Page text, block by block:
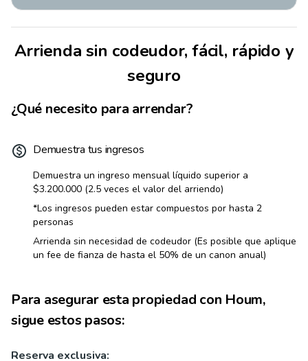
Arrienda sin codeudor, fácil, rápido y
seguro
¿Qué necesito para arrendar?
Demuestra tus ingresos
Demuestra un ingreso mensual líquido superior a
$3.200.000 (2.5 veces el valor del arriendo)
*Los ingresos pueden estar compuestos por hasta 2
personas
Arrienda sin necesidad de codeudor (Es posible que aplique
un fee de fianza de hasta el 50% de un canon anual)
Para asegurar esta propiedad con Houm,
sigue estos pasos:
Reserva exclusiva: